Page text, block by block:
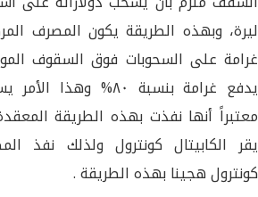
ليرة، وبهذه الطريقة يكون المصرف
غرامة على السحوبات فوق السقوف
يدفع غرامة بنسبة ٨٠%
معتبراً أنها نفذت بهذه الطريقة
يقر الكابيتال كونترول ولذلك نفذ
كونترول هجينا بهذه الطريقة .